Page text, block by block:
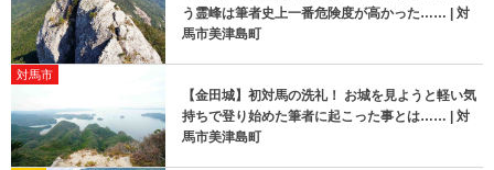
う霊峰は筆者史上一番危険度が高かった…… | 対
馬市美津島町
対馬市
【金田城】初対馬の洗礼！ お城を見ようと軽い気
持ちで登り始めた筆者に起こった事とは…… | 対
馬市美津島町